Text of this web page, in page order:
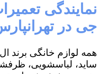
نمایندگی
جی در
همه لوازم خانگی برند
ساید، لباسشویی،